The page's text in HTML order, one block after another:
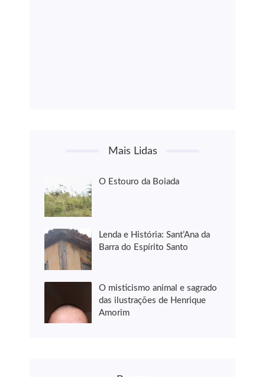
Mais Lidas
O Estouro da Boiada
Lenda e História: Sant’Ana da
Barra do Espírito Santo
O misticismo animal e sagrado
das ilustrações de Henrique
Amorim